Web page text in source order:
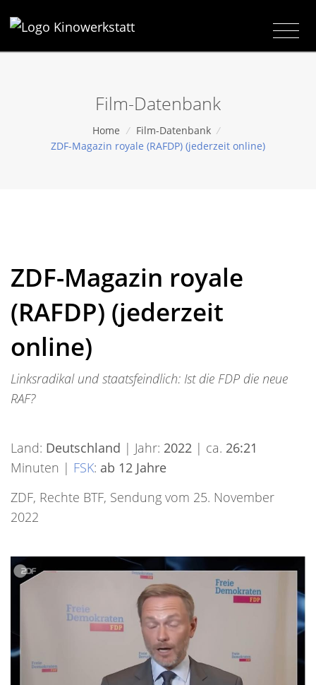
Film-Datenbank
Home / Film-Datenbank /
ZDF-Magazin royale (RAFDP) (jederzeit online)
ZDF-Magazin royale
(RAFDP) (jederzeit
online)
Linksradikal und staatsfeindlich: Ist die FDP die neue
RAF?
Land: Deutschland | Jahr: 2022 | ca. 26:21
Minuten | FSK: ab 12 Jahre
ZDF, Rechte BTF, Sendung vom 25. November
2022